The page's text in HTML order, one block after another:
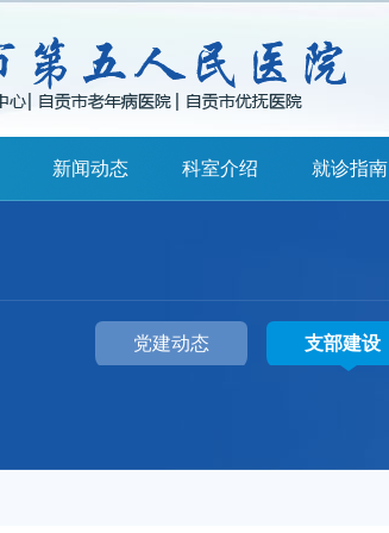
新闻动态 科室介绍 就诊指南
党建动态 支部建设